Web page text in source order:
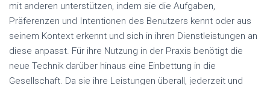
mit anderen unterstützen, indem sie die Aufgaben,
Präferenzen und Intentionen des Benutzers kennt oder aus
seinem Kontext erkennt und sich in ihren Dienstleistungen an
diese anpasst. Für ihre Nutzung in der Praxis benötigt die
neue Technik darüber hinaus eine Einbettung in die
Gesellschaft. Da sie ihre Leistungen überall, jederzeit und